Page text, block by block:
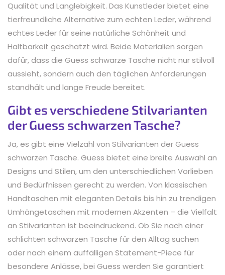
Qualität und Langlebigkeit. Das Kunstleder bietet eine
tierfreundliche Alternative zum echten Leder, während
echtes Leder für seine natürliche Schönheit und
Haltbarkeit geschätzt wird. Beide Materialien sorgen
dafür, dass die Guess schwarze Tasche nicht nur stilvoll
aussieht, sondern auch den täglichen Anforderungen
standhält und lange Freude bereitet.
Gibt es verschiedene Stilvarianten
der Guess schwarzen Tasche?
Ja, es gibt eine Vielzahl von Stilvarianten der Guess
schwarzen Tasche. Guess bietet eine breite Auswahl an
Designs und Stilen, um den unterschiedlichen Vorlieben
und Bedürfnissen gerecht zu werden. Von klassischen
Handtaschen mit eleganten Details bis hin zu trendigen
Umhängetaschen mit modernen Akzenten – die Vielfalt
an Stilvarianten ist beeindruckend. Ob Sie nach einer
schlichten schwarzen Tasche für den Alltag suchen
oder nach einem auffälligen Statement-Piece für
besondere Anlässe, bei Guess werden Sie garantiert